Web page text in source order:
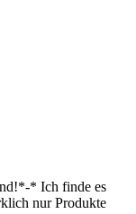
* Ich finde es
nur Produkte